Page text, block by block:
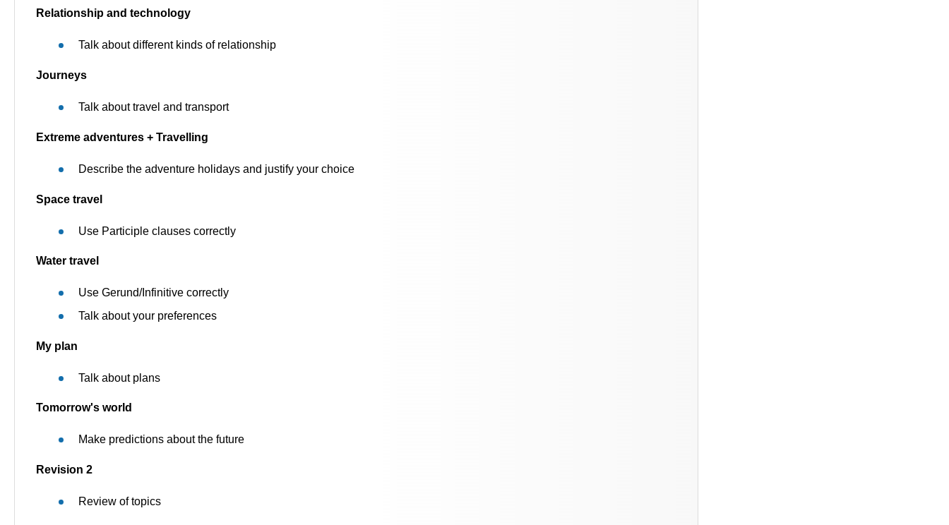
Relationship and technology
Talk about different kinds of relationship
Journeys
Talk about travel and transport
Extreme adventures + Travelling
Describe the adventure holidays and justify your choice
Space travel
Use Participle clauses correctly
Water travel
Use Gerund/Infinitive correctly
Talk about your preferences
My plan
Talk about plans
Tomorrow's world
Make predictions about the future
Revision 2
Review of topics